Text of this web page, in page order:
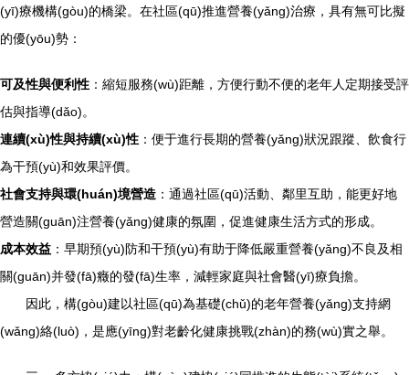
(yī)療機構(gòu)的橋梁。在社區(qū)推進營養(yǎng)治療，具有無可比擬
的優(yōu)勢：
可及性與便利性 ：縮短服務(wù)距離，方便行動不便的老年人定期接受評
估與指導(dǎo)。
連續(xù)性與持續(xù)性 ：便于進行長期的營養(yǎng)狀況跟蹤、飲食行
為干預(yù)和效果評價。
社會支持與環(huán)境營造 ：通過社區(qū)活動、鄰里互助，能更好地
營造關(guān)注營養(yǎng)健康的氛圍，促進健康生活方式的形成。
成本效益 ：早期預(yù)防和干預(yù)有助于降低嚴重營養(yǎng)不良及相
關(guān)并發(fā)癥的發(fā)生率，減輕家庭與社會醫(yī)療負擔。
因此，構(gòu)建以社區(qū)為基礎(chǔ)的老年營養(yǎng)支持網
(wǎng)絡(luò)，是應(yīng)對老齡化健康挑戰(zhàn)的務(wù)實之舉。